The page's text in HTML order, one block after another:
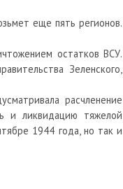
еще пять регионов.
остатков ВСУ.
Зеленского,
расчленение
и ликвидацию тяжелой
1944 года, но так и